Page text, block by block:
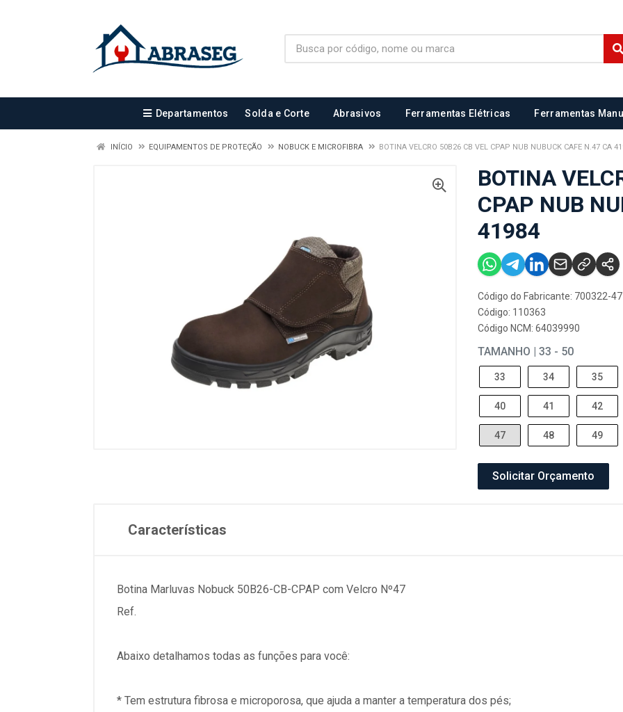
Departamentos Solda e Corte Abrasivos Ferramentas Elétricas Ferramentas
INÍCIO EQUIPAMENTOS DE PROTEÇÃO NOBUCK E MICROFIBRA BOTINA VELCRO 50B26 CB VEL CPAP NUB NUBUCK CAFE N.47 CA
BOTINA
CPAP NUB
41984
Código do Fabricante: 700322-47
Código: 110363
Código NCM: 64039990
TAMANHO | 33 - 50
33 34 35
40 41 42
47 48 49
Solicitar Orçamento
Características
Botina Marluvas Nobuck 50B26-CB-CPAP com Velcro Nº47
Ref.
Abaixo detalhamos todas as funções para você:
* Tem estrutura fibrosa e microporosa, que ajuda a manter a temperatura dos pés;